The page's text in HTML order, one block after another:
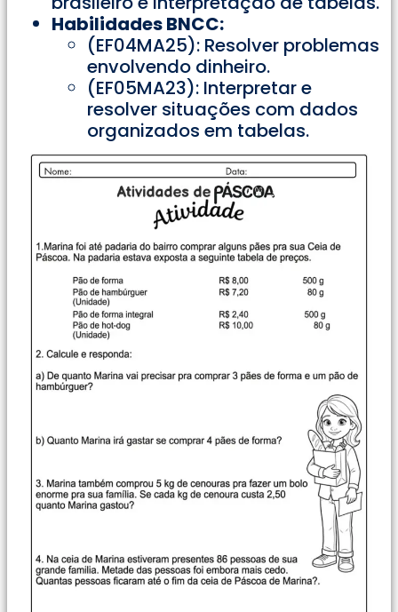
Habilidades BNCC:
(EF04MA25): Resolver problemas
envolvendo dinheiro.
(EF05MA23): Interpretar e
resolver situações com dados
organizados em tabelas.